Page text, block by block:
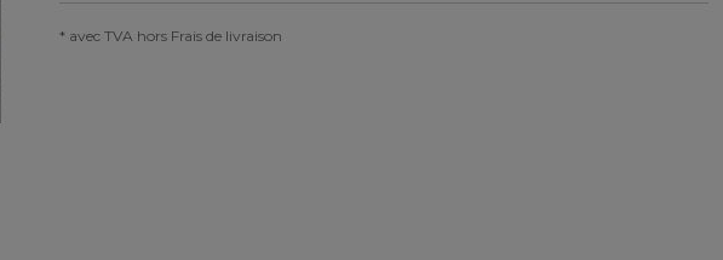
* avec TVA hors Frais de livraison